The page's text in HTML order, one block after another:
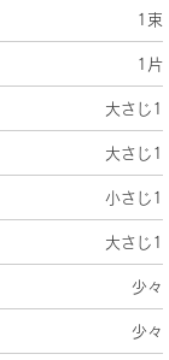
1束
1片
大さじ1
大さじ1
小さじ1
大さじ1
少々
少々